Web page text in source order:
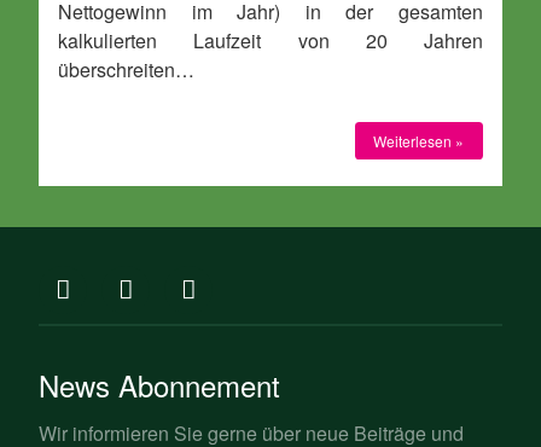
Nettogewinn im Jahr) in der gesamten
kalkulierten Laufzeit von 20 Jahren
überschreiten…
Weiterlesen »
News Abonnement
Wir informieren Sie gerne über neue Beiträge und